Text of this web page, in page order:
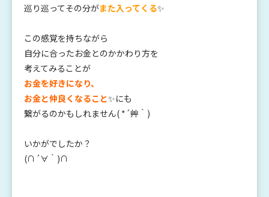
巡り巡ってその分がまた入ってくる✨
この感覚を持ちながら
自分に合ったお金とのかかわり方を
考えてみることが
お金を好きになり、
お金と仲良くなること✨にも
繋がるのかもしれません( *´艸｀)
いかがでしたか？
(∩´∀｀)∩